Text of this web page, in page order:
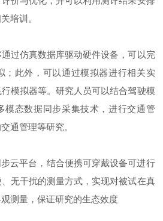
培训。
过仿真数据库驱动硬件设备，可以完
；此外，可以通过模拟器进行相关实
模拟器等。研究人员可以结合驾驶模
模态数据同步采集技术，进行交通管
通管理等研究。
云平台，结合便携可穿戴设备可进行
无干扰的测量方式，实现对被试在真
测量，保证研究的生态效度